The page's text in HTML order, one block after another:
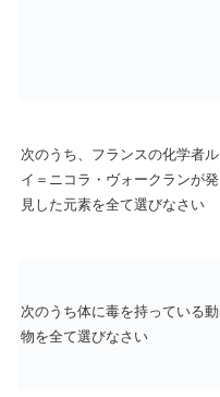
次のうち、フランスの化学者ル
イ＝ニコラ・ヴォークランが発
見した元素を全て選びなさい
次のうち体に毒を持っている動
物を全て選びなさい